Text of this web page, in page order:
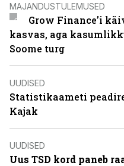
MAJANDUSTULEMUSED
Grow Finance’i
kasvas, aga
Soome turg
UUDISED
Statistikaameti
Kajak
UUDISED
Uus TSD kord paneb